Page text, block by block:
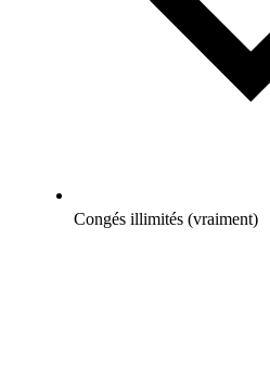
Congés illimités (vraiment)